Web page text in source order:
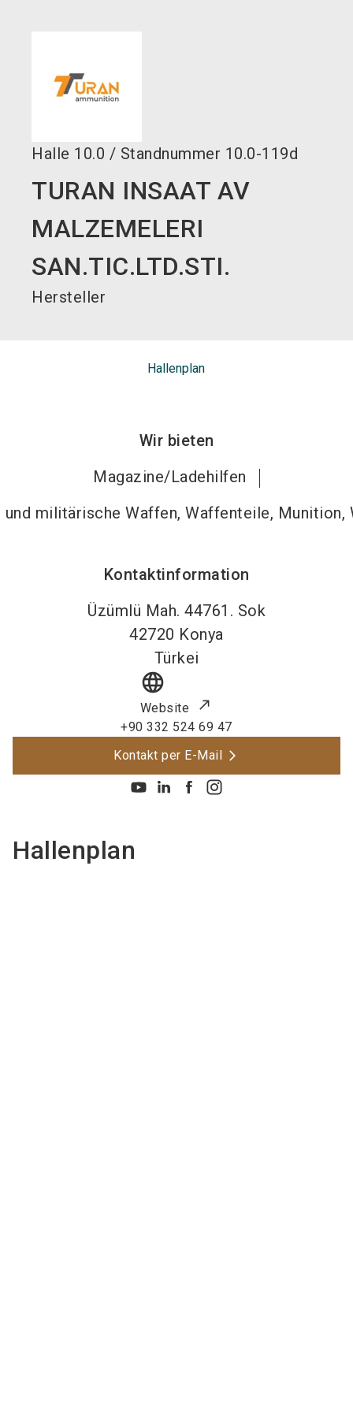
Halle 10.0 / Standnummer 10.0-119d
TURAN INSAAT AV
MALZEMELERI
SAN.TIC.LTD.STI.
Hersteller
Hallenplan
Wir bieten
Magazine/Ladehilfen
militärische Waffen, Waffenteile, Munition,
Kontaktinformation
Üzümlü Mah. 44761. Sok
42720 Konya
Türkei
language
Website
+90 332 524 69 47
Kontakt per E-Mail
Hallenplan